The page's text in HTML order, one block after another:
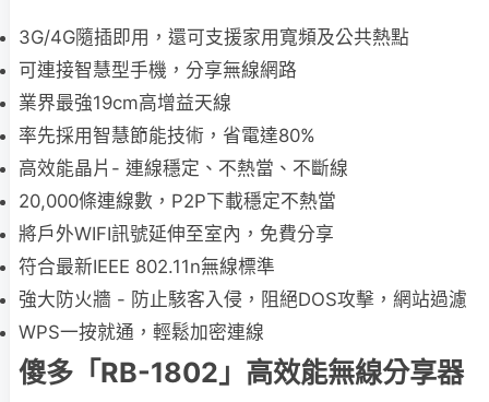
3G/4G隨插即用，還可支援家用寬頻及公共熱點
可連接智慧型手機，分享無線網路
業界最強19cm高增益天線
率先採用智慧節能技術，省電達80%
高效能晶片- 連線穩定、不熱當、不斷線
20,000條連線數，P2P下載穩定不熱當
將戶外WIFI訊號延伸至室內，免費分享
符合最新IEEE 802.11n無線標準
強大防火牆 - 防止駭客入侵，阻絕DOS攻擊，網站過濾
WPS一按就通，輕鬆加密連線
傻多「RB-1802」高效能無線分享器